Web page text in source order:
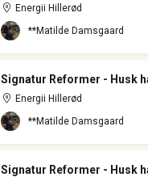
Energii Hillerød
**Matilde Damsgaard
Signatur Reformer - Husk
Energii Hillerød
**Matilde Damsgaard
Signatur Reformer - Husk